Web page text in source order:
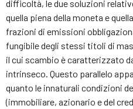
difficoltà, le due soluzioni
quella piena della moneta e
frazioni di emissioni
fungibile degli stessi titoli di
il cui scambio è caratterizzato
intrinseco. Questo parallelo
quanto le innaturali condizioni
(immobiliare, azionario e del